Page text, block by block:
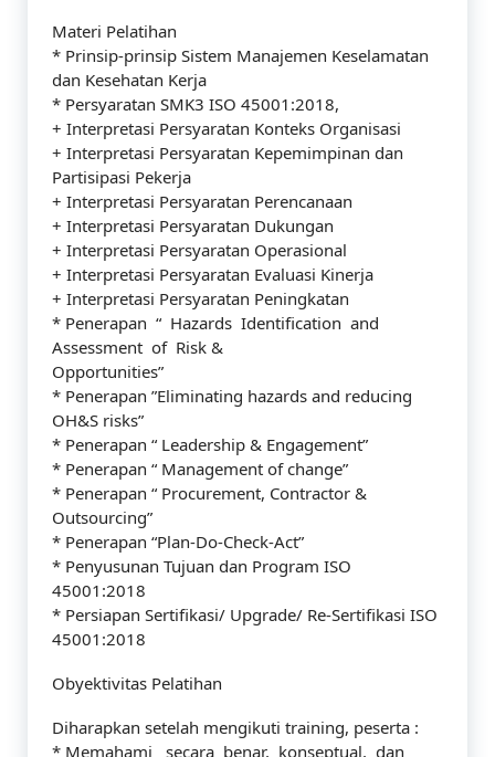
Materi Pelatihan
* Prinsip-prinsip Sistem Manajemen Keselamatan
dan Kesehatan Kerja
* Persyaratan SMK3 ISO 45001:2018,
+ Interpretasi Persyaratan Konteks Organisasi
+ Interpretasi Persyaratan Kepemimpinan dan
Partisipasi Pekerja
+ Interpretasi Persyaratan Perencanaan
+ Interpretasi Persyaratan Dukungan
+ Interpretasi Persyaratan Operasional
+ Interpretasi Persyaratan Evaluasi Kinerja
+ Interpretasi Persyaratan Peningkatan
* Penerapan “ Hazards Identification and
Assessment of Risk &
Opportunities”
* Penerapan ”Eliminating hazards and reducing
OH&S risks”
* Penerapan “ Leadership & Engagement”
* Penerapan “ Management of change”
* Penerapan “ Procurement, Contractor &
Outsourcing”
* Penerapan “Plan-Do-Check-Act”
* Penyusunan Tujuan dan Program ISO
45001:2018
* Persiapan Sertifikasi/ Upgrade/ Re-Sertifikasi ISO
45001:2018
Obyektivitas Pelatihan
Diharapkan setelah mengikuti training, peserta :
* Memahami secara benar, konseptual, dan